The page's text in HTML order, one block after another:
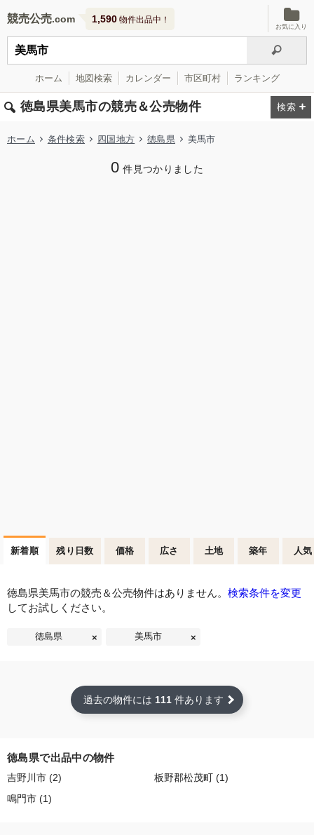
競売公売 1,590 物件出品中！
お気に入り
ホーム 地図検索 カレンダー 市区町村 ランキング
徳島県美馬市の競売＆公売物件
ホーム 条件検索 四国地方 徳島県 美馬市
0 件見つかりました
新着順 残り日数 価格 広さ 土地 築年 人気
徳島県美馬市の競売＆公売物件はありません。 検索条件を変更
してお試しください。
徳島県 美馬市
過去の物件には 111 件あります
徳島県で出品中の物件
吉野川市 (2) 板野郡松茂町 (1)
鳴門市 (1)